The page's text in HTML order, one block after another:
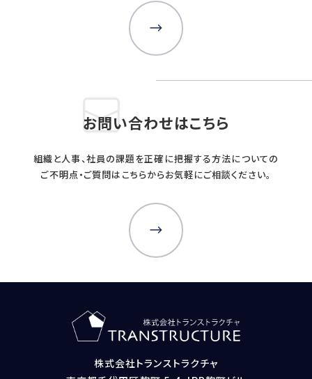
お問い合わせはこちら
組織と人事、社員の課題を正確に把握する方法についての
ご不明点・ご質問はこちらからお気軽にご相談ください。
株式会社トランストラクチャ